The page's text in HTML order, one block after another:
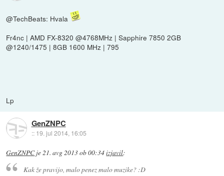
@TechBeats: Hvala
Fr4nc | AMD FX-8320 @4768MHz | Sapphire 7850 2GB
@1240/1475 | 8GB 1600 MHz | 795
Lp
GenZNPC
:: 19. jul 2014, 16:05
GenZNPCje21. avg 2013 ob 00:34izjavil:
Kak že pravijo, malo penez malo muzike? :D